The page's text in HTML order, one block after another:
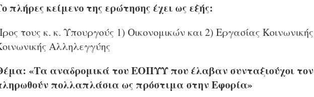
πλήρες κείμενο της ερώτησης έχει ως εξής:
τους κ. κ. Υπουργούς 1) Οικονομικών και 2) Εργασίας
Αλληλεγγύης
«Τα αναδρομικά του ΕΟΠΥΥ που έλαβαν συνταξιούχοι
πολλαπλάσια ως πρόστιμα στην Εφορία»